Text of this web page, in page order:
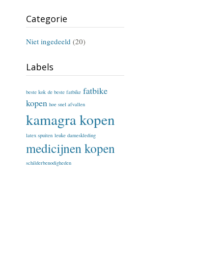
Categorie
Niet ingedeeld (20)
Labels
beste kok de beste fatbike fatbike
kopen hoe snel afvallen
kamagra kopen
latex spuiten leuke dameskleding
medicijnen kopen
schilderbenodigheden